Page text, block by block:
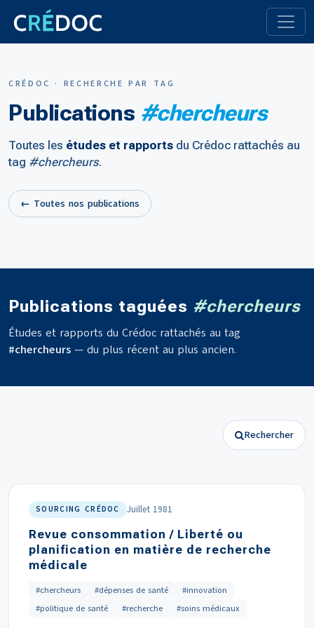
CRÉDOC · RECHERCHE PAR TAG
Publications #chercheurs
Toutes les études et rapports du Crédoc rattachés au
tag #chercheurs.
← Toutes nos publications
Publications taguées #chercheurs
Études et rapports du Crédoc rattachés au tag
#chercheurs — du plus récent au plus ancien.
Rechercher
SOURCING CRÉDOC Juillet 1981
Revue consommation / Liberté ou
planification en matière de recherche
médicale
#chercheurs #dépenses de santé
#innovation
#politique de santé
#recherche #soins médicaux